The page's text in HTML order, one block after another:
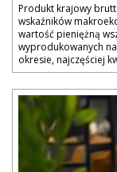
Produkt krajowy
wskaźników
wartość pieniężną
wyprodukowanych
okresie, najczęściej